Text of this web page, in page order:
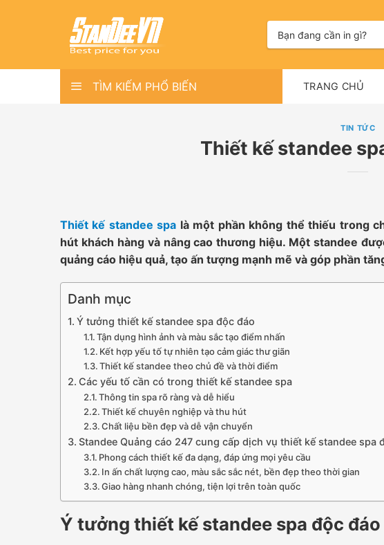
kiếm:
TÌM KIẾM PHỔ BIẾN TRANG CHỦ
TIN TỨC
Thiết kế standee
Thiết kế standee spa là một phần không thể thiếu trong
hút khách hàng và nâng cao thương hiệu. Một standee
quảng cáo hiệu quả, tạo ấn tượng mạnh mẽ và góp phần
Danh mục
Ý tưởng thiết kế standee spa độc đáo
Tận dụng hình ảnh và màu sắc tạo điểm nhấn
Kết hợp yếu tố tự nhiên tạo cảm giác thư giãn
Thiết kế standee theo chủ đề và thời điểm
Các yếu tố cần có trong thiết kế standee spa
Thông tin spa rõ ràng và dễ hiểu
Thiết kế chuyên nghiệp và thu hút
Chất liệu bền đẹp và dễ vận chuyển
Standee Quảng cáo 247 cung cấp dịch vụ thiết kế standee spa
Phong cách thiết kế đa dạng, đáp ứng mọi yêu cầu
In ấn chất lượng cao, màu sắc sắc nét, bền đẹp theo thời gian
Giao hàng nhanh chóng, tiện lợi trên toàn quốc
Ý tưởng thiết kế standee spa độc đáo